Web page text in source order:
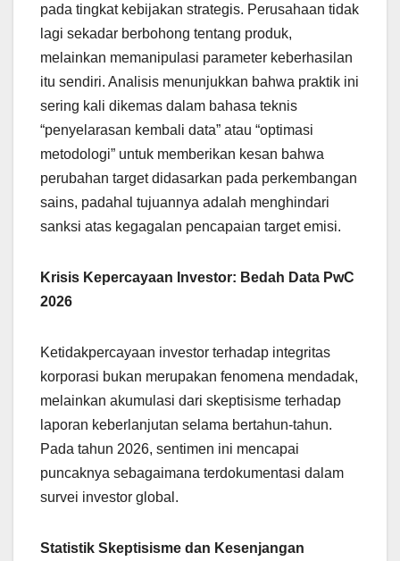
pada tingkat kebijakan strategis. Perusahaan tidak
lagi sekadar berbohong tentang produk,
melainkan memanipulasi parameter keberhasilan
itu sendiri. Analisis menunjukkan bahwa praktik ini
sering kali dikemas dalam bahasa teknis
“penyelarasan kembali data” atau “optimasi
metodologi” untuk memberikan kesan bahwa
perubahan target didasarkan pada perkembangan
sains, padahal tujuannya adalah menghindari
sanksi atas kegagalan pencapaian target emisi.
Krisis Kepercayaan Investor: Bedah Data PwC
2026
Ketidakpercayaan investor terhadap integritas
korporasi bukan merupakan fenomena mendadak,
melainkan akumulasi dari skeptisisme terhadap
laporan keberlanjutan selama bertahun-tahun.
Pada tahun 2026, sentimen ini mencapai
puncaknya sebagaimana terdokumentasi dalam
survei investor global.
Statistik Skeptisisme dan Kesenjangan